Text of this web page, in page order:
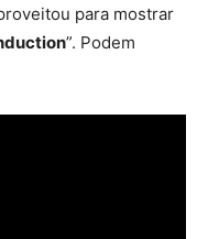
para mostrar
”. Podem